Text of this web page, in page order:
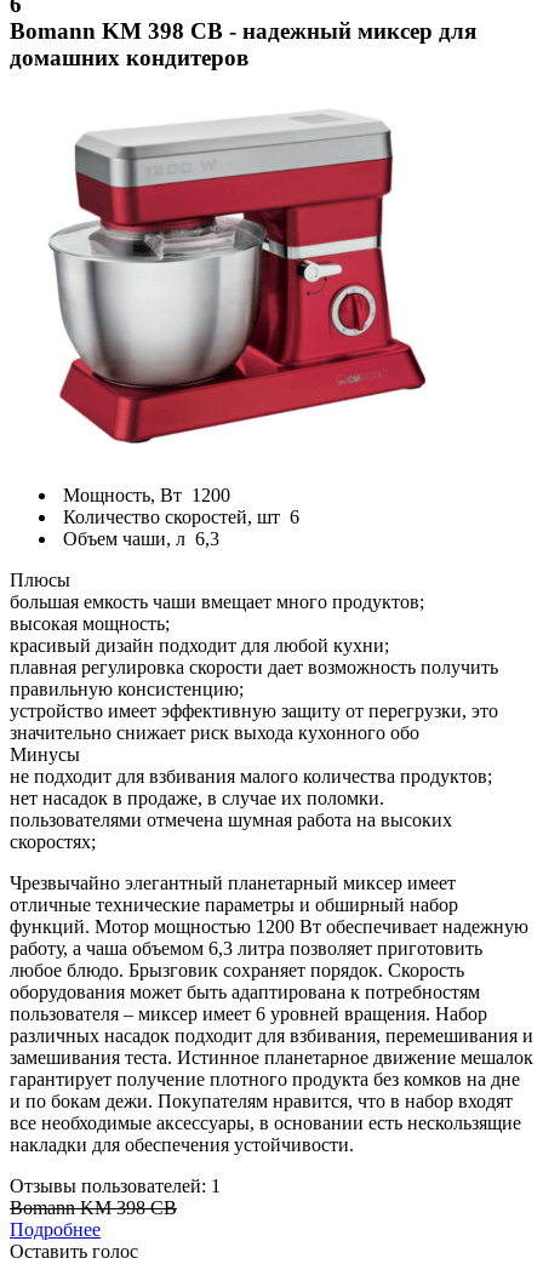
Bomann KM 398 CB - надежный миксер для
домашних кондитеров
Мощность, Вт 1200
Количество скоростей, шт 6
Объем чаши, л 6,3
Плюсы
большая емкость чаши вмещает много продуктов;
высокая мощность;
красивый дизайн подходит для любой кухни;
плавная регулировка скорости дает возможность получить
правильную консистенцию;
устройство имеет эффективную защиту от перегрузки, это
значительно снижает риск выхода кухонного обо
Минусы
не подходит для взбивания малого количества продуктов;
нет насадок в продаже, в случае их поломки.
пользователями отмечена шумная работа на высоких
скоростях;
Чрезвычайно элегантный планетарный миксер имеет
отличные технические параметры и обширный набор
функций. Мотор мощностью 1200 Вт обеспечивает надежную
работу, а чаша объемом 6,3 литра позволяет приготовить
любое блюдо. Брызговик сохраняет порядок. Скорость
оборудования может быть адаптирована к потребностям
пользователя – миксер имеет 6 уровней вращения. Набор
различных насадок подходит для взбивания, перемешивания и
замешивания теста. Истинное планетарное движение мешалок
гарантирует получение плотного продукта без комков на дне
и по бокам дежи. Покупателям нравится, что в набор входят
все необходимые аксессуары, в основании есть нескользящие
накладки для обеспечения устойчивости.
Отзывы пользователей: 1
Bomann KM 398 CB
Подробнее
Оставить голос